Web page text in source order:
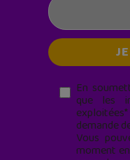
En
que les
demande
Vous
moment